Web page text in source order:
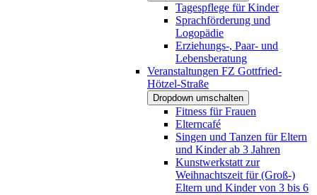
Tagespflege für Kinder
Sprachförderung und
Logopädie
Erziehungs-, Paar- und
Lebensberatung
Veranstaltungen FZ Gottfried-
Hötzel-Straße
Dropdown umschalten
Fitness für Frauen
Elterncafé
Singen und Tanzen für Eltern
und Kinder ab 3 Jahren
Kunstwerkstatt zur
Weihnachtszeit für (Groß-)
Eltern und Kinder von 3 bis 6